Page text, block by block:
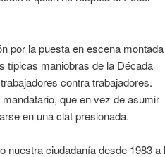
por la puesta en escena montada
típicas maniobras de la Década
contra trabajadores.
que en vez de asumir
en una clat presionada.
nuestra ciudadanía desde 1983 a